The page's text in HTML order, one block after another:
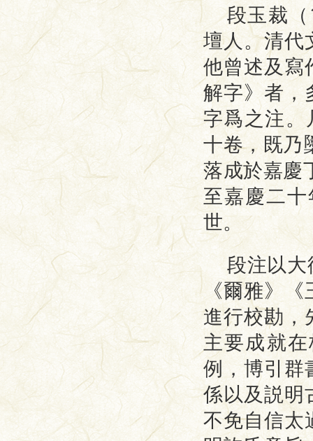
段玉裁
壇人。清代
他曾述及寫
解字》者，
字爲之注
十卷，既乃
落成於嘉慶
至嘉慶二
世。
段注以
《爾雅》
進行校勘，
主要成就
例，博引群
係以及説明
不免自信太